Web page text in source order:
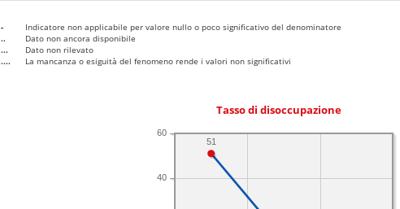
-
Indicatore non applicabile per valore nullo o poco significativo del denominatore
..
Dato non ancora disponibile
...
Dato non rilevato
....
La mancanza o esiguità del fenomeno rende i valori non significativi
Tasso di disoccupazione
40
60
51